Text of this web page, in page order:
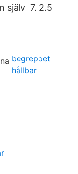
själv 7. 2.5
begreppet
hållbar